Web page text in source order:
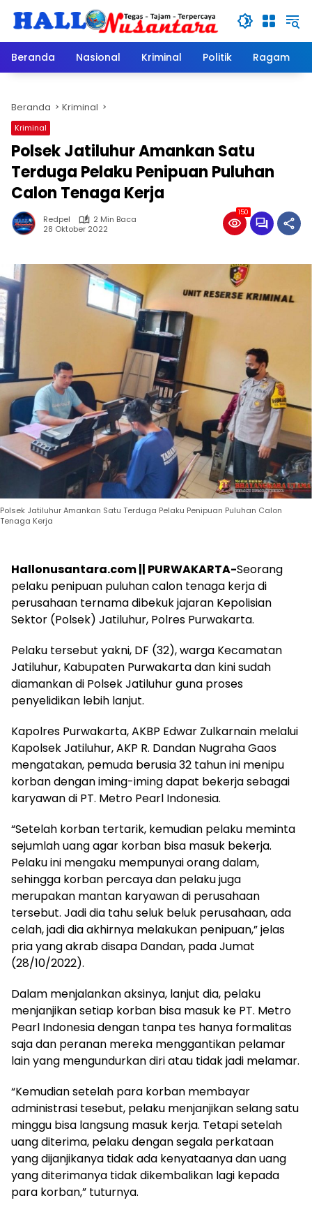
Beranda
Nasional Kriminal Politik Ragam
Beranda Kriminal
Kriminal
Polsek Jatiluhur Amankan Satu
Terduga Pelaku Penipuan Puluhan
Calon Tenaga Kerja
Redpel
2 Min Baca
28 Oktober 2022
150
Polsek Jatiluhur Amankan Satu Terduga Pelaku Penipuan Puluhan Calon
Tenaga Kerja
Hallonusantara.com || PURWAKARTA-Seorang
pelaku penipuan puluhan calon tenaga kerja di
perusahaan ternama dibekuk jajaran Kepolisian
Sektor (Polsek) Jatiluhur, Polres Purwakarta.
Pelaku tersebut yakni, DF (32), warga Kecamatan
Jatiluhur, Kabupaten Purwakarta dan kini sudah
diamankan di Polsek Jatiluhur guna proses
penyelidikan lebih lanjut.
Kapolres Purwakarta, AKBP Edwar Zulkarnain melalui
Kapolsek Jatiluhur, AKP R. Dandan Nugraha Gaos
mengatakan, pemuda berusia 32 tahun ini menipu
korban dengan iming-iming dapat bekerja sebagai
karyawan di PT. Metro Pearl Indonesia.
“Setelah korban tertarik, kemudian pelaku meminta
sejumlah uang agar korban bisa masuk bekerja.
Pelaku ini mengaku mempunyai orang dalam,
sehingga korban percaya dan pelaku juga
merupakan mantan karyawan di perusahaan
tersebut. Jadi dia tahu seluk beluk perusahaan, ada
celah, jadi dia akhirnya melakukan penipuan,” jelas
pria yang akrab disapa Dandan, pada Jumat
(28/10/2022).
Dalam menjalankan aksinya, lanjut dia, pelaku
menjanjikan setiap korban bisa masuk ke PT. Metro
Pearl Indonesia dengan tanpa tes hanya formalitas
saja dan peranan mereka menggantikan pelamar
lain yang mengundurkan diri atau tidak jadi melamar.
“Kemudian setelah para korban membayar
administrasi tesebut, pelaku menjanjikan selang satu
minggu bisa langsung masuk kerja. Tetapi setelah
uang diterima, pelaku dengan segala perkataan
yang dijanjikanya tidak ada kenyataanya dan uang
yang diterimanya tidak dikembalikan lagi kepada
para korban,” tuturnya.